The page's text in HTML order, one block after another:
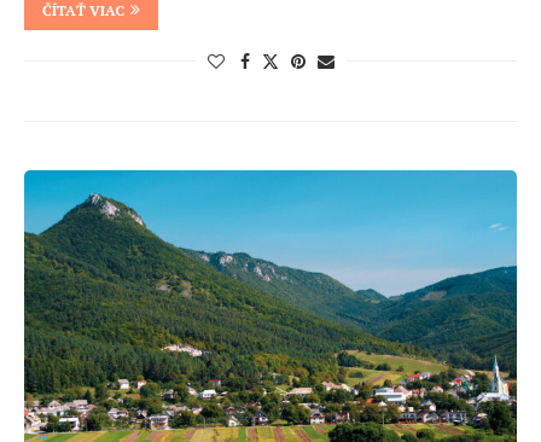
ČÍTAŤ VIAC